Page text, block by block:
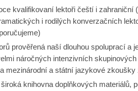
kvalifikovaní lektoři čeští i zahraniční
i rodilých konverzačních
prověřená naší dlouhou spoluprací a
náročných intenzivních
mezinárodní a státní jazykové
knihovna doplňkových materiálů,